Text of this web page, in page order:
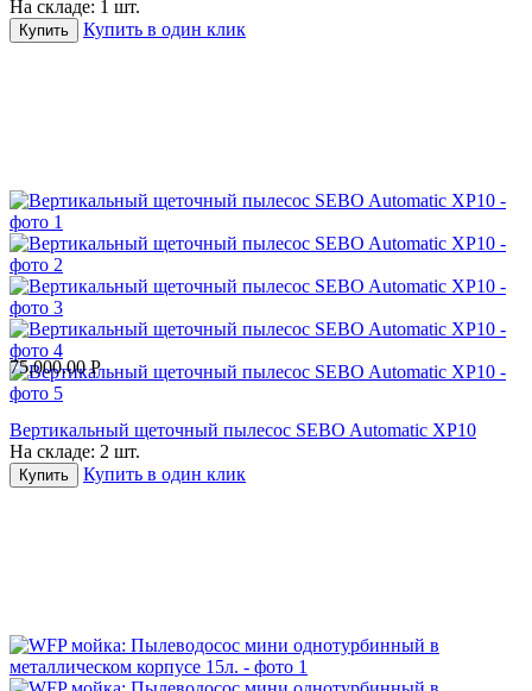
На складе: 1 шт.
Купить Купить в один клик
75,000.00 Р
Вертикальный щеточный пылесос SEBO Automatic XP10
На складе: 2 шт.
Купить Купить в один клик